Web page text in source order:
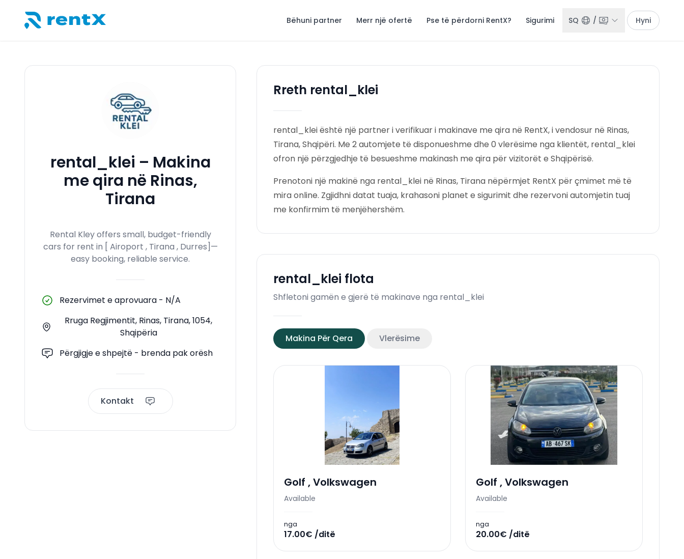
Bëhuni partner Merr një ofertë Pse të përdorni RentX? Sigurimi SQ / Hyni
rental_klei – Makina
me qira në Rinas,
Tirana
Rental Kley offers small, budget-friendly
cars for rent in [ Airoport , Tirana , Durres]—
easy booking, reliable service.
Rezervimet e aprovuara - N/A
Rruga Regjimentit, Rinas, Tirana, 1054,
Shqipëria
Përgjigje e shpejtë - brenda pak orësh
Kontakt
Rreth rental_klei
rental_klei është një partner i verifikuar i makinave me qira në RentX, i vendosur në Rinas,
Tirana, Shqipëri. Me 2 automjete të disponueshme dhe 0 vlerësime nga klientët, rental_klei
ofron një përzgjedhje të besueshme makinash me qira për vizitorët e Shqipërisë.
Prenotoni një makinë nga rental_klei në Rinas, Tirana nëpërmjet RentX për çmimet më të
mira online. Zgjidhni datat tuaja, krahasoni planet e sigurimit dhe rezervoni automjetin tuaj
me konfirmim të menjëhershëm.
rental_klei flota
Shfletoni gamën e gjerë të makinave nga rental_klei
Makina Për Qera Vlerësime
Golf ,Volkswagen
Available
nga
17.00€ /ditë
Golf ,Volkswagen
Available
nga
20.00€ /ditë